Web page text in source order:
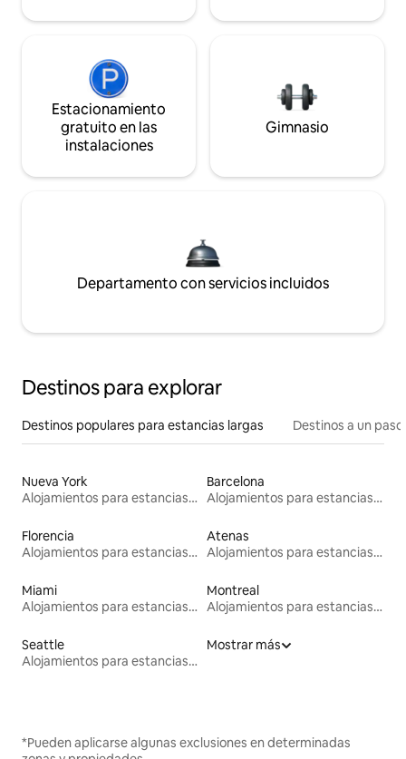
Estacionamiento
gratuito en las
instalaciones
Gimnasio
Departamento con servicios incluidos
Destinos para explorar
Destinos populares para estancias largas Destinos a un
Nueva York
Alojamientos para estancias largas
Barcelona
Alojamientos para estancias largas
Florencia
Alojamientos para estancias largas
Atenas
Alojamientos para estancias largas
Miami
Alojamientos para estancias largas
Montreal
Alojamientos para estancias largas
Seattle
Alojamientos para estancias largas
Mostrar más
*Pueden aplicarse algunas exclusiones en determinadas